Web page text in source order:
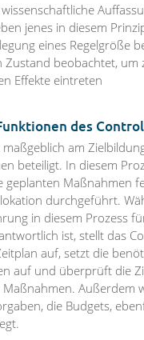
jenes in diesem
eines Regelgröße
Zustand beobachtet, um
Effekte eintreten
des
am
beteiligt. In diesem
geplanten Maßnahmen
durchgeführt.
in diesem Prozess
ist, stellt das
auf, setzt die
auf und überprüft die
Außerdem
die Budgets,